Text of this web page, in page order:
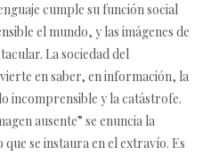
cumple su función social
el mundo, y las imágenes de
La sociedad del
en saber, en información, la
incomprensible y la catástrofe.
ausente” se enuncia la
que se instaura en el extravío. Es